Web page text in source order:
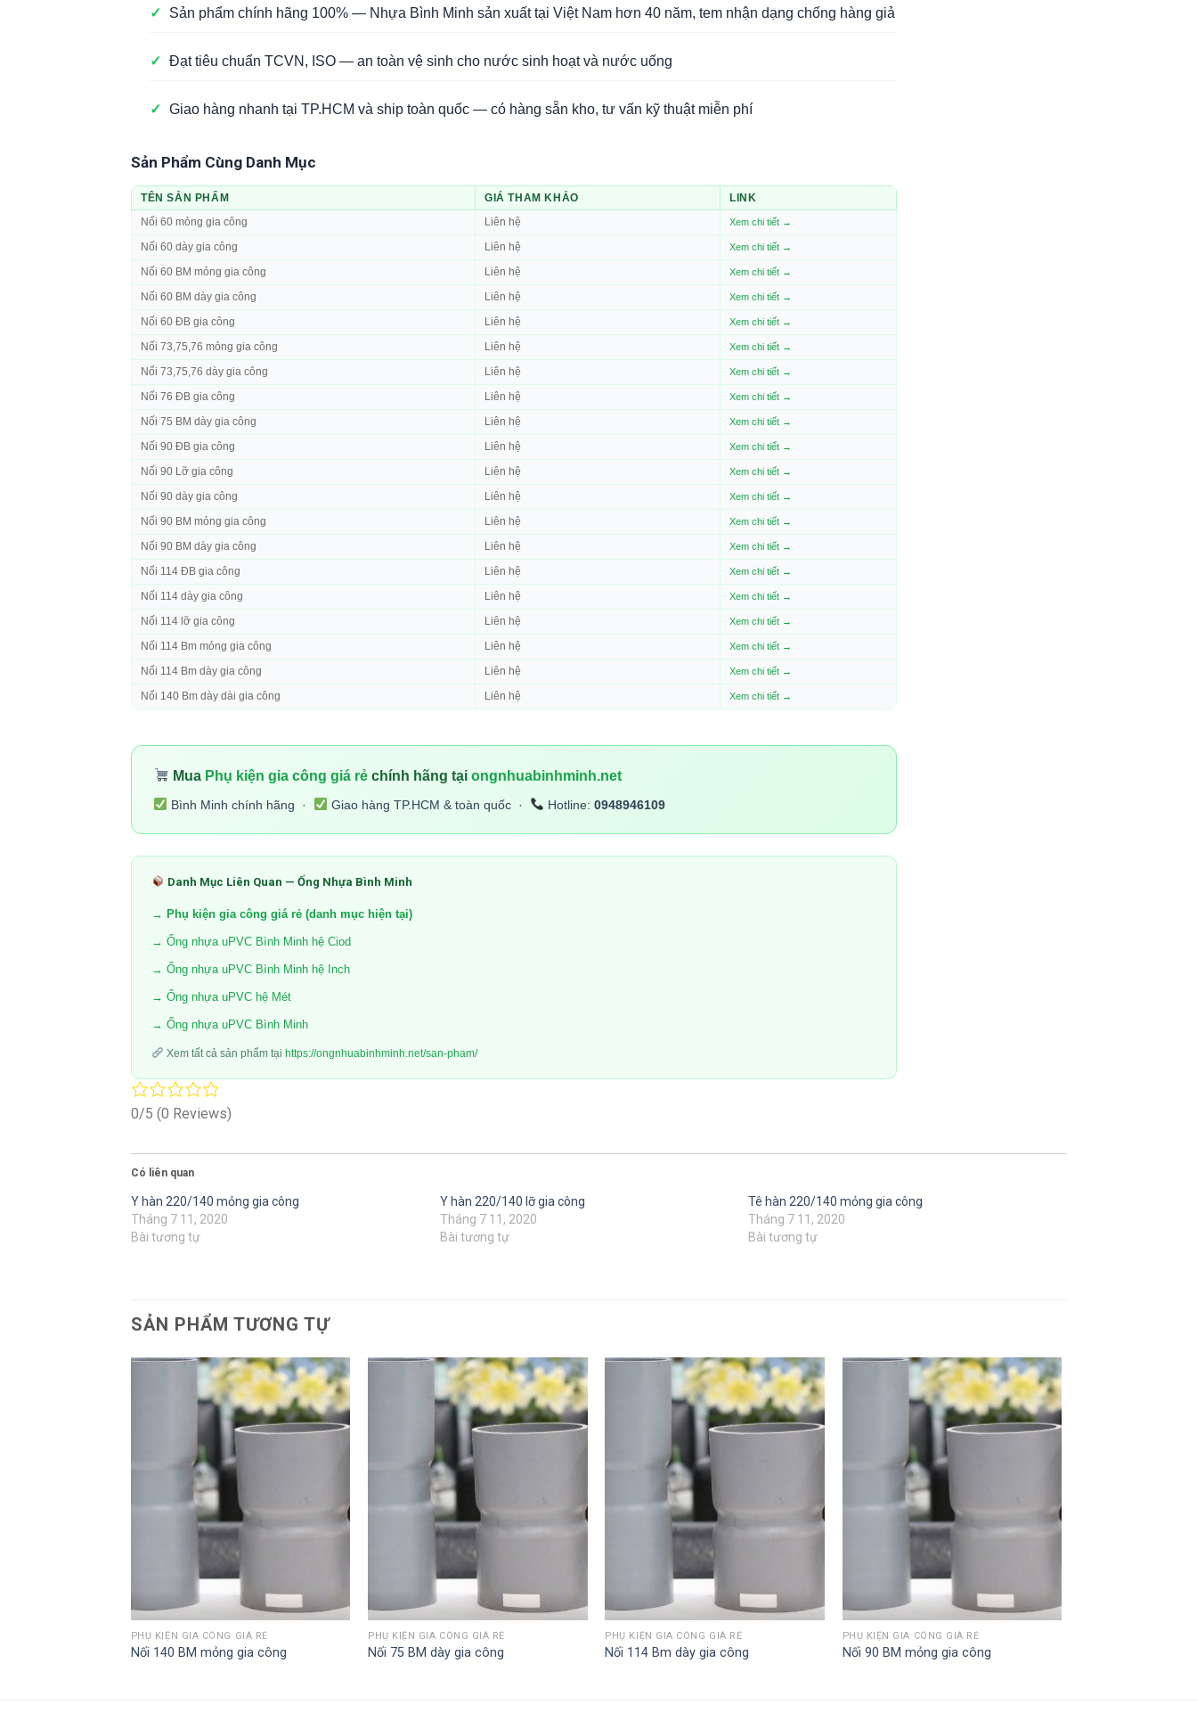
✓ Sản phẩm chính hãng 100% — Nhựa Bình Minh sản xuất tại Việt Nam hơn 40 năm, tem nhận dạng chống hàng giả
✓ Đạt tiêu chuẩn TCVN, ISO — an toàn vệ sinh cho nước sinh hoạt và nước uống
✓ Giao hàng nhanh tại TP.HCM và ship toàn quốc — có hàng sẵn kho, tư vấn kỹ thuật miễn phí
Sản Phẩm Cùng Danh Mục
TÊN SẢN PHẨM GIÁ THAM KHẢO
LINK
Nối 60 mỏng gia công
Liên hệ Xem chi tiết →
Nối 60 dày gia công Liên hệ Xem chi tiết →
Nối 60 BM mỏng gia công Liên hệ Xem chi tiết →
Nối 60 BM dày gia công Liên hệ Xem chi tiết →
Nối 60 ĐB gia công Liên hệ Xem chi tiết →
Nối 73,75,76 mỏng gia công Liên hệ Xem chi tiết →
Nối 73,75,76 dày gia công Liên hệ Xem chi tiết →
Nối 76 ĐB gia công Liên hệ Xem chi tiết →
Nối 75 BM dày gia công Liên hệ Xem chi tiết →
Nối 90 ĐB gia công Liên hệ Xem chi tiết →
Nối 90 Lỡ gia công Liên hệ Xem chi tiết →
Nối 90 dày gia công Liên hệ Xem chi tiết →
Nối 90 BM mỏng gia công Liên hệ Xem chi tiết →
Nối 90 BM dày gia công Liên hệ Xem chi tiết →
Nối 114 ĐB gia công Liên hệ Xem chi tiết →
Nối 114 dày gia công Liên hệ Xem chi tiết →
Nối 114 lỡ gia công Liên hệ Xem chi tiết →
Nối 114 Bm mỏng gia công Liên hệ Xem chi tiết →
Nối 114 Bm dày gia công Liên hệ Xem chi tiết →
Nối 140 Bm dày dài gia công Liên hệ Xem chi tiết →
Mua Phụ kiện gia công giá rẻ chính hãng tạiongnhuabinhminh.net
Bình Minh chính hãng · Giao hàng TP.HCM & toàn quốc · Hotline: 0948946109
Danh Mục Liên Quan — Ống Nhựa Bình Minh
→ Phụ kiện gia công giá rẻ (danh mục hiện tại)
→ Ống nhựa uPVC Bình Minh hệ Ciod
→ Ống nhựa uPVC Bình Minh hệ Inch
→ Ống nhựa uPVC hệ Mét
→ Ống nhựa uPVC Bình Minh
Xem tất cả sản phẩm tại https://ongnhuabinhminh.net/san-pham/
0/5 (0 Reviews)
Có liên quan
Y hàn 220/140 mỏng gia công
Tháng 7 11, 2020
Bài tương tự
Y hàn 220/140 lỡ gia công
Tháng 7 11, 2020
Bài tương tự
Tê hàn 220/140 mỏng gia công
Tháng 7 11, 2020
Bài tương tự
SẢN PHẨM TƯƠNG TỰ
PHỤ KIỆN GIA CÔNG GIÁ RẺ
Nối 140 BM mỏng gia công
PHỤ KIỆN GIA CÔNG GIÁ RẺ
Nối 75 BM dày gia công
PHỤ KIỆN GIA CÔNG GIÁ RẺ
Nối 114 Bm dày gia công
PHỤ KIỆN GIA CÔNG GIÁ RẺ
Nối 90 BM mỏng gia công